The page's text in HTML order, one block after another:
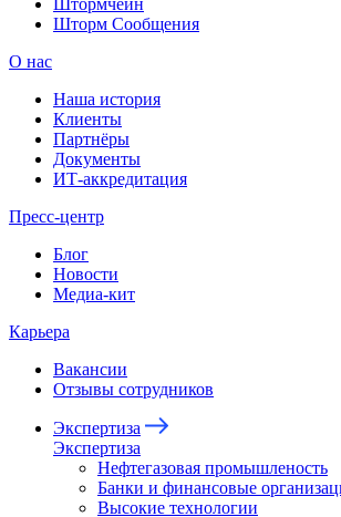
Штормчейн
Шторм Сообщения
О нас
Наша история
Клиенты
Партнёры
Документы
ИТ-аккредитация
Пресс-центр
Блог
Новости
Медиа-кит
Карьера
Вакансии
Отзывы сотрудников
Экспертиза
Экспертиза
Нефтегазовая промышленость
Банки и финансовые
Высокие технологии